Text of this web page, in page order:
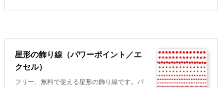
星形の飾り線（パワーポイント／エ
クセル）
フリー、無料で使える星形の飾り線です。パ